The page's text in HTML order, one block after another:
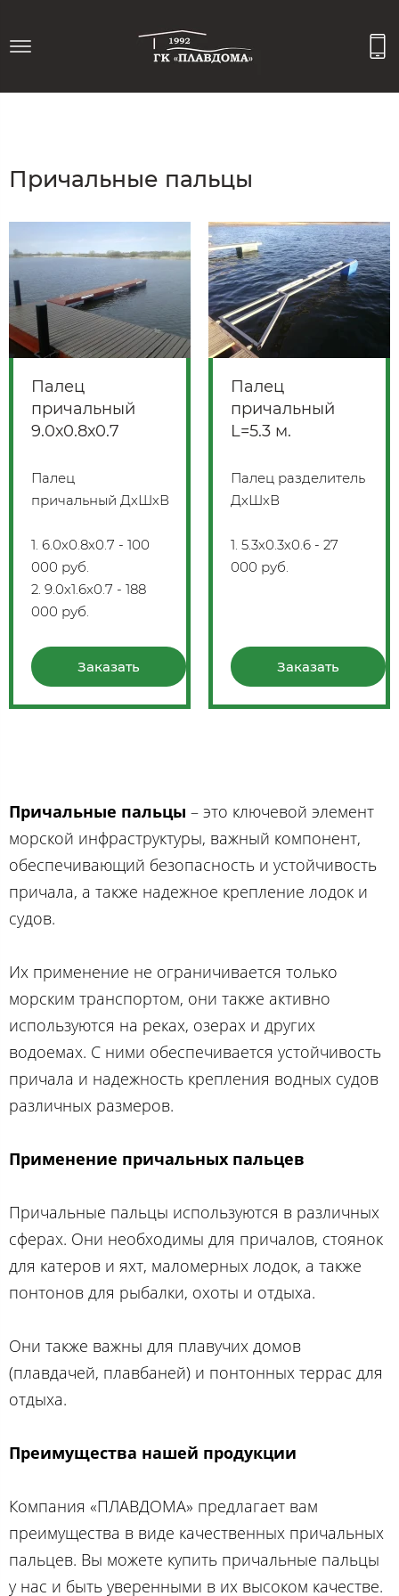
Причальные пальцы
Палец
причальный
9.0х0.8х0.7
Палец
причальный ДхШхВ
1. 6.0х0.8х0.7 - 100
000 руб.
2. 9.0х1.6х0.7 - 188
000 руб.
Заказать
Палец
причальный
L=5.3 м.
Палец разделитель
ДхШхВ
1. 5.3х0.3х0.6 - 27
000 руб.
Заказать
Причальные пальцы – это ключевой элемент
морской инфраструктуры, важный компонент,
обеспечивающий безопасность и устойчивость
причала, а также надежное крепление лодок и
судов.
Их применение не ограничивается только
морским транспортом, они также активно
используются на реках, озерах и других
водоемах. С ними обеспечивается устойчивость
причала и надежность крепления водных судов
различных размеров.
Применение причальных пальцев
Причальные пальцы используются в различных
сферах. Они необходимы для причалов, стоянок
для катеров и яхт, маломерных лодок, а также
понтонов для рыбалки, охоты и отдыха.
Они также важны для плавучих домов
(плавдачей, плавбаней) и понтонных террас для
отдыха.
Преимущества нашей продукции
Компания «ПЛАВДОМА» предлагает вам
преимущества в виде качественных причальных
пальцев. Вы можете купить причальные пальцы
у нас и быть уверенными в их высоком качестве.